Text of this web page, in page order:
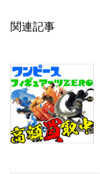
関連記事